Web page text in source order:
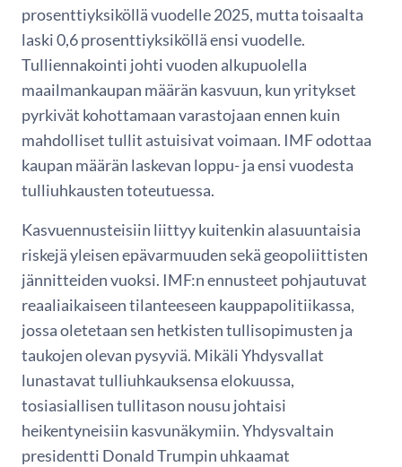
prosenttiyksiköllä vuodelle 2025, mutta toisaalta
laski 0,6 prosenttiyksiköllä ensi vuodelle.
Tulliennakointi johti vuoden alkupuolella
maailmankaupan määrän kasvuun, kun yritykset
pyrkivät kohottamaan varastojaan ennen kuin
mahdolliset tullit astuisivat voimaan. IMF odottaa
kaupan määrän laskevan loppu- ja ensi vuodesta
tulliuhkausten toteutuessa.
Kasvuennusteisiin liittyy kuitenkin alasuuntaisia
riskejä yleisen epävarmuuden sekä geopoliittisten
jännitteiden vuoksi. IMF:n ennusteet pohjautuvat
reaaliaikaiseen tilanteeseen kauppapolitiikassa,
jossa oletetaan sen hetkisten tullisopimusten ja
taukojen olevan pysyviä. Mikäli Yhdysvallat
lunastavat tulliuhkauksensa elokuussa,
tosiasiallisen tullitason nousu johtaisi
heikentyneisiin kasvunäkymiin. Yhdysvaltain
presidentti Donald Trumpin uhkaamat